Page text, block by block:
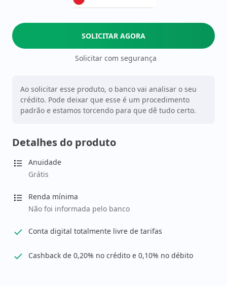
SOLICITAR AGORA
Solicitar com segurança
Ao solicitar esse produto, o banco vai analisar o seu
crédito. Pode deixar que esse é um procedimento
padrão e estamos torcendo para que dê tudo certo.
Detalhes do produto
Anuidade
Grátis
Renda mínima
Não foi informada pelo banco
Conta digital totalmente livre de tarifas
Cashback de 0,20% no crédito e 0,10% no débito